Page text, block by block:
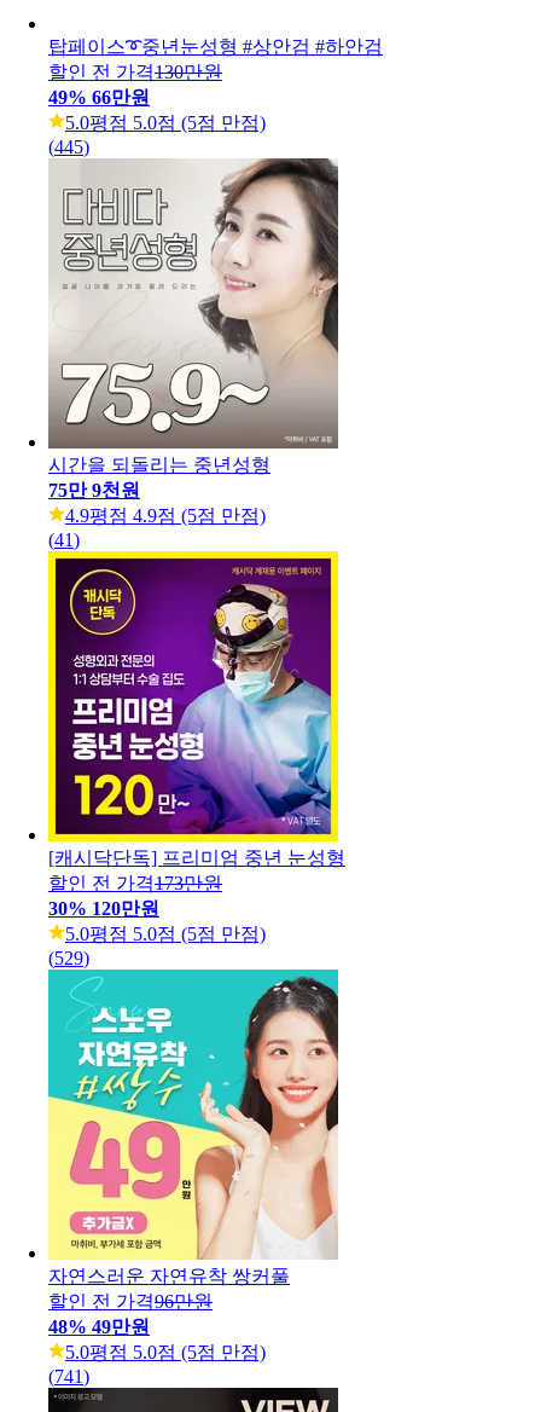
탑페이스➰중년눈성형 #상안검 #하안검
할인 전 가격130만원
49% 66만원
5.0평점 5.0점 (5점 만점)
(445)
시간을 되돌리는 중년성형
75만 9천원
4.9평점 4.9점 (5점 만점)
(41)
[캐시닥단독] 프리미엄 중년 눈성형
할인 전 가격173만원
30% 120만원
5.0평점 5.0점 (5점 만점)
(529)
자연스러운 자연유착 쌍커풀
할인 전 가격96만원
48% 49만원
5.0평점 5.0점 (5점 만점)
(741)